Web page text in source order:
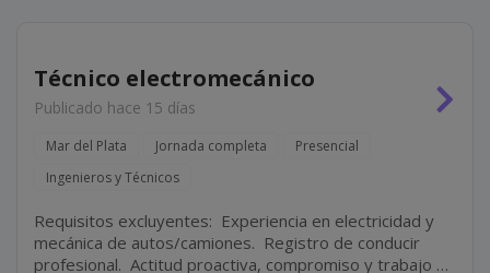
Técnico electromecánico
Publicado hace 15 días
Mar del Plata Jornada completa
Presencial
Ingenieros y Técnicos
Requisitos excluyentes: Experiencia en electricidad y
mecánica de autos/camiones. Registro de conducir
profesional. Actitud proactiva, compromiso y trabajo en